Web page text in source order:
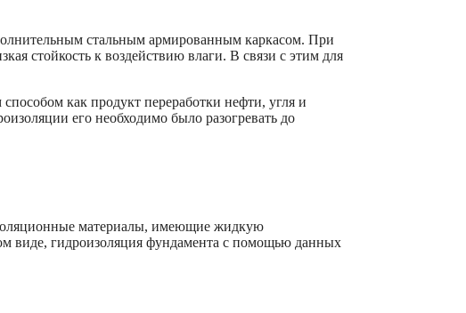
стальным армированным каркасом. При
стойкость к воздействию влаги. В связи с этим для
как продукт переработки нефти, угля и
его необходимо было разогревать до
материалы, имеющие жидкую
виде, гидроизоляция фундамента с помощью данных